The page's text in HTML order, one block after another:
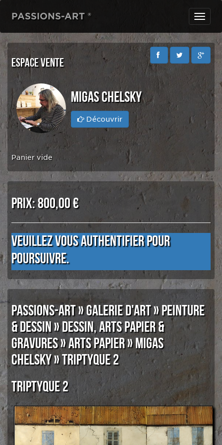
PASSIONS-ART ®
ESPACE VENTE
MIGAS CHELSKY
Découvrir
Panier vide
PRIX:800,00 €
Veuillez vous authentifier pour
poursuivre.
PASSIONS-ART»GALERIE D'ART»PEINTURE
& DESSIN»DESSIN, ARTS PAPIER &
GRAVURES»ARTS PAPIER»MIGAS
CHELSKY» TRIPTYQUE 2
Triptyque 2